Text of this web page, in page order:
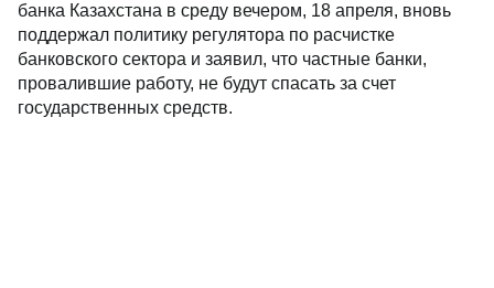
банка Казахстана в среду вечером, 18 апреля, вновь
поддержал политику регулятора по расчистке
банковского сектора и заявил, что частные банки,
провалившие работу, не будут спасать за счет
государственных средств.